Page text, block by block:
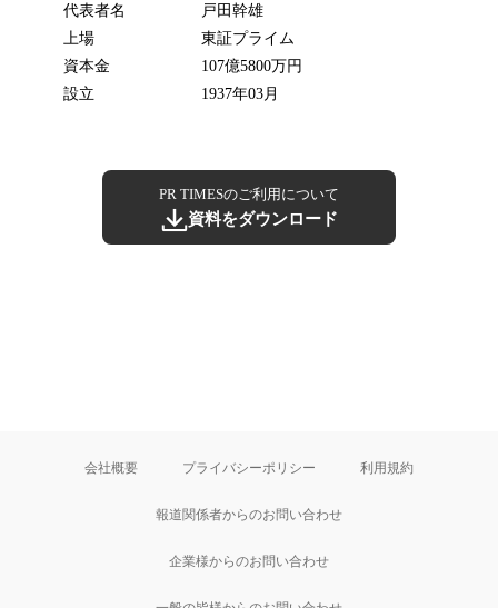
代表者名
戸田幹雄
上場
東証プライム
資本金
107億5800万円
設立
1937年03月
PR TIMESのご利用について
資料をダウンロード
会社概要 プライバシーポリシー 利用規約
報道関係者からのお問い合わせ
企業様からのお問い合わせ